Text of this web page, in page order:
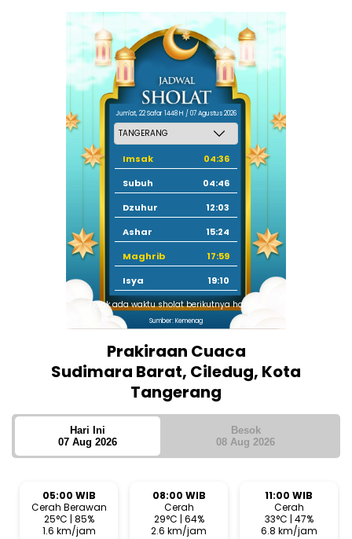
Jum'at, 22 Safar 1448 H / 07 Agustus 2026
Imsak
04:36
Subuh
04:46
Dzuhur
12:03
Ashar
15:24
Maghrib
17:59
Isya
19:10
Tidak ada waktu sholat berikutnya hari ini.
Sumber: Kemenag
Prakiraan Cuaca
Sudimara Barat, Ciledug, Kota
Tangerang
Hari Ini
07 Aug 2026
Besok
08 Aug 2026
05:00 WIB
Cerah Berawan
25°C | 85%
1.6 km/jam
08:00 WIB
Cerah
29°C | 64%
2.6 km/jam
11:00 WIB
Cerah
33°C | 47%
6.8 km/jam